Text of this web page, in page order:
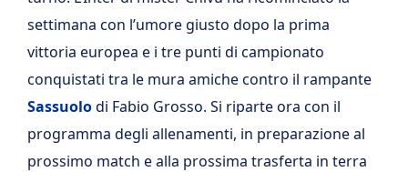
settimana con l’umore giusto dopo la prima
vittoria europea e i tre punti di campionato
conquistati tra le mura amiche contro il rampante
Sassuolodi Fabio Grosso. Si riparte ora con il
programma degli allenamenti, in preparazione al
prossimo match e alla prossima trasferta in terra